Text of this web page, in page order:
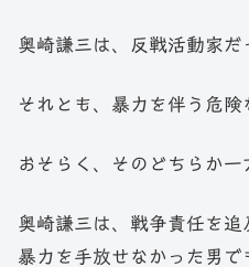
奥崎謙三は、反戦活動家だ
それとも、暴力を伴う危険
おそらく、そのどちらか一
奥崎謙三は、戦争責任を追
暴力を手放せなかった男